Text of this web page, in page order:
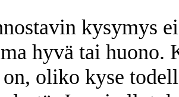
kysymys
hyvä tai huono.
oliko kyse